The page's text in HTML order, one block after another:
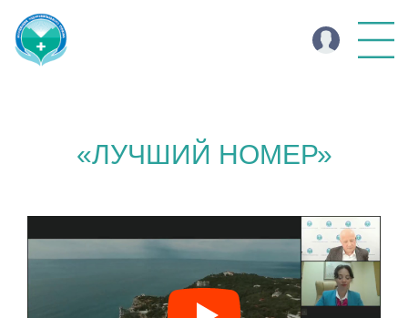
«ЛУЧШИЙ НОМЕР»